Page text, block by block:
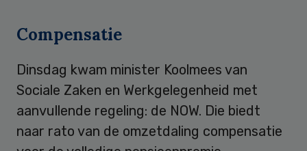
Compensatie
Dinsdag kwam minister Koolmees van
Sociale Zaken en Werkgelegenheid met
aanvullende regeling: de NOW. Die biedt
naar rato van de omzetdaling compensatie